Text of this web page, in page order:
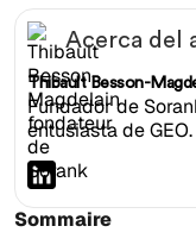
Acerca del
Thibault Besson-
Fundador de
entusiasta de GEO.
Sommaire